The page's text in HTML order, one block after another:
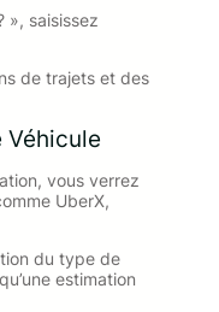
», saisissez
de trajets et des
Véhicule
vous verrez
UberX,
du type de
estimation